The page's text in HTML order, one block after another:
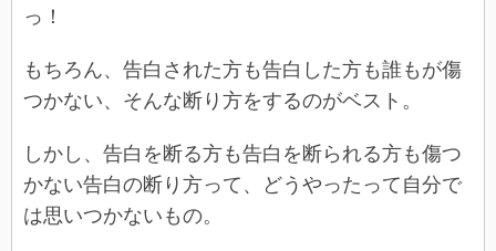
っ！
もちろん、告白された方も告白した方も誰もが傷
つかない、そんな断り方をするのがベスト。
しかし、告白を断る方も告白を断られる方も傷つ
かない告白の断り方って、どうやったって自分で
は思いつかないもの。